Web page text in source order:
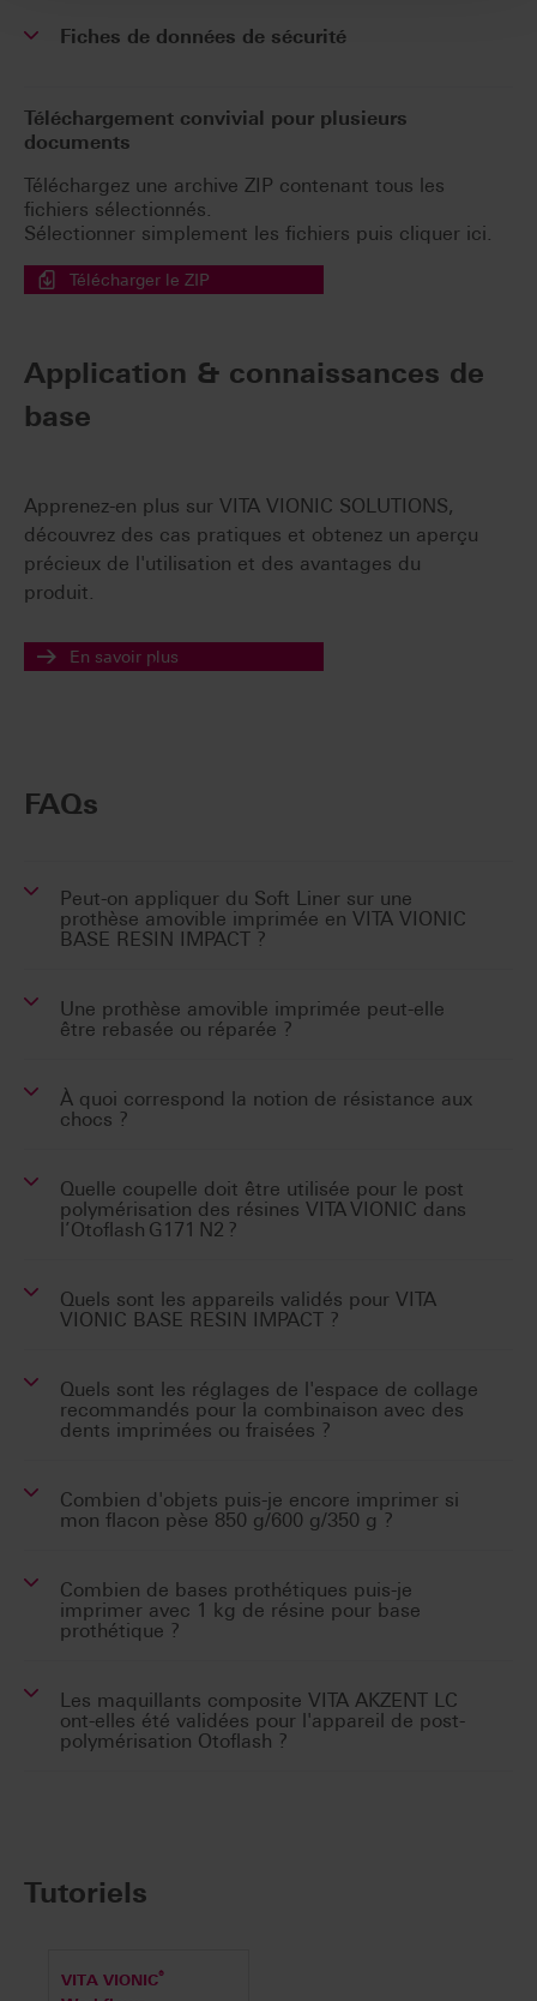
Fiches de données de sécurité
Téléchargement convivial pour plusieurs
documents
Téléchargez une archive ZIP contenant tous les
fichiers sélectionnés.
Sélectionner simplement les fichiers puis cliquer ici.
Télécharger le ZIP
Application & connaissances de
base
Apprenez-en plus sur VITA VIONIC SOLUTIONS,
découvrez des cas pratiques et obtenez un aperçu
précieux de l'utilisation et des avantages du
produit.
En savoir plus
FAQs
Peut-on appliquer du Soft Liner sur une
prothèse amovible imprimée en VITA VIONIC
BASE RESIN IMPACT ?
Une prothèse amovible imprimée peut-elle
être rebasée ou réparée ?
À quoi correspond la notion de résistance aux
chocs ?
Quelle coupelle doit être utilisée pour le post
polymérisation des résines VITA VIONIC dans
l’Otoflash G171 N2 ?
Quels sont les appareils validés pour VITA
VIONIC BASE RESIN IMPACT ?
Quels sont les réglages de l'espace de collage
recommandés pour la combinaison avec des
dents imprimées ou fraisées ?
Combien d'objets puis-je encore imprimer si
mon flacon pèse 850 g/600 g/350 g ?
Combien de bases prothétiques puis-je
imprimer avec 1 kg de résine pour base
prothétique ?
Les maquillants composite VITA AKZENT LC
ont-elles été validées pour l'appareil de post-
polymérisation Otoflash ?
Tutoriels
VITA VIONIC®